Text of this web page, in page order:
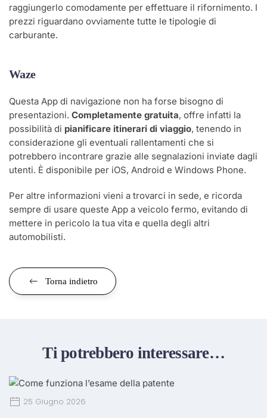
raggiungerlo comodamente per effettuare il rifornimento. I
prezzi riguardano ovviamente tutte le tipologie di
carburante.
Waze
Questa App di navigazione non ha forse bisogno di
presentazioni. Completamente gratuita, offre infatti la
possibilità di pianificare itinerari di viaggio, tenendo in
considerazione gli eventuali rallentamenti che si
potrebbero incontrare grazie alle segnalazioni inviate dagli
utenti. È disponibile per iOS, Android e Windows Phone.
Per altre informazioni vieni a trovarci in sede, e ricorda
sempre di usare queste App a veicolo fermo, evitando di
mettere in pericolo la tua vita e quella degli altri
automobilisti.
Torna indietro
Ti potrebbero interessare…
25 Giugno 2026